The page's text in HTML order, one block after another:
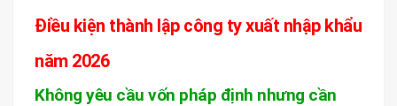
Điều kiện thành lập công ty xuất nhập khẩu
năm 2026
Không yêu cầu vốn pháp định nhưng cần